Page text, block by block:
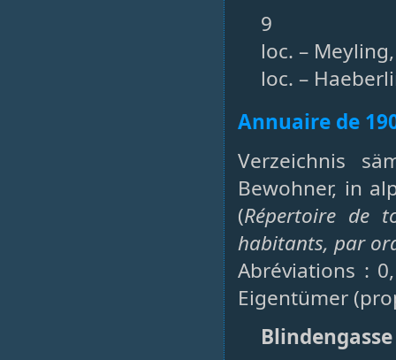
9
loc. –
loc. –
Annuaire de
Verzeichnis
Bewohner, in
(Répertoire de
habitants, par
Abréviations :
Eigentümer
Blindengasse